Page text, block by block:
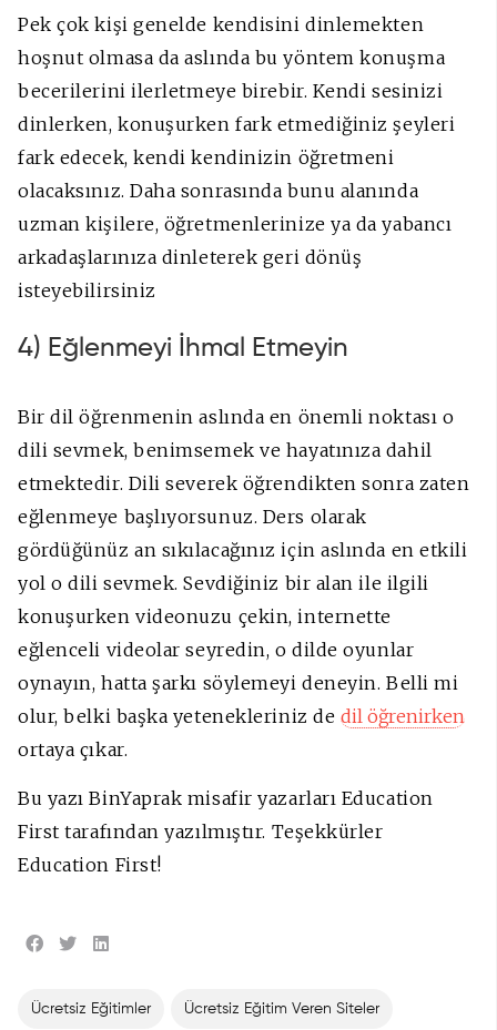
Pek çok kişi genelde kendisini dinlemekten
hoşnut olmasa da aslında bu yöntem konuşma
becerilerini ilerletmeye birebir. Kendi sesinizi
dinlerken, konuşurken fark etmediğiniz şeyleri
fark edecek, kendi kendinizin öğretmeni
olacaksınız. Daha sonrasında bunu alanında
uzman kişilere, öğretmenlerinize ya da yabancı
arkadaşlarınıza dinleterek geri dönüş
isteyebilirsiniz
4) Eğlenmeyi İhmal Etmeyin
Bir dil öğrenmenin aslında en önemli noktası o
dili sevmek, benimsemek ve hayatınıza dahil
etmektedir. Dili severek öğrendikten sonra zaten
eğlenmeye başlıyorsunuz. Ders olarak
gördüğünüz an sıkılacağınız için aslında en etkili
yol o dili sevmek. Sevdiğiniz bir alan ile ilgili
konuşurken videonuzu çekin, internette
eğlenceli videolar seyredin, o dilde oyunlar
oynayın, hatta şarkı söylemeyi deneyin. Belli mi
olur, belki başka yetenekleriniz de dil öğrenirken
ortaya çıkar.
Bu yazı BinYaprak misafir yazarları Education
First tarafından yazılmıştır. Teşekkürler
Education First!
Ücretsiz Eğitimler Ücretsiz Eğitim Veren Siteler